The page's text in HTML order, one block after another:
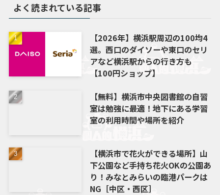
よく読まれている記事
【2026年】横浜駅周辺の100均4
選。西口のダイソーや東口のセリ
アなど横浜駅からの行き方も
【100円ショップ】
【無料】横浜市中央図書館の自習
室は勉強に最適！地下にある学習
室の利用時間や場所を紹介
【横浜市で花火ができる場所】山
下公園など手持ち花火OKの公園あ
り！みなとみらいの臨港パークは
NG［中区・西区］